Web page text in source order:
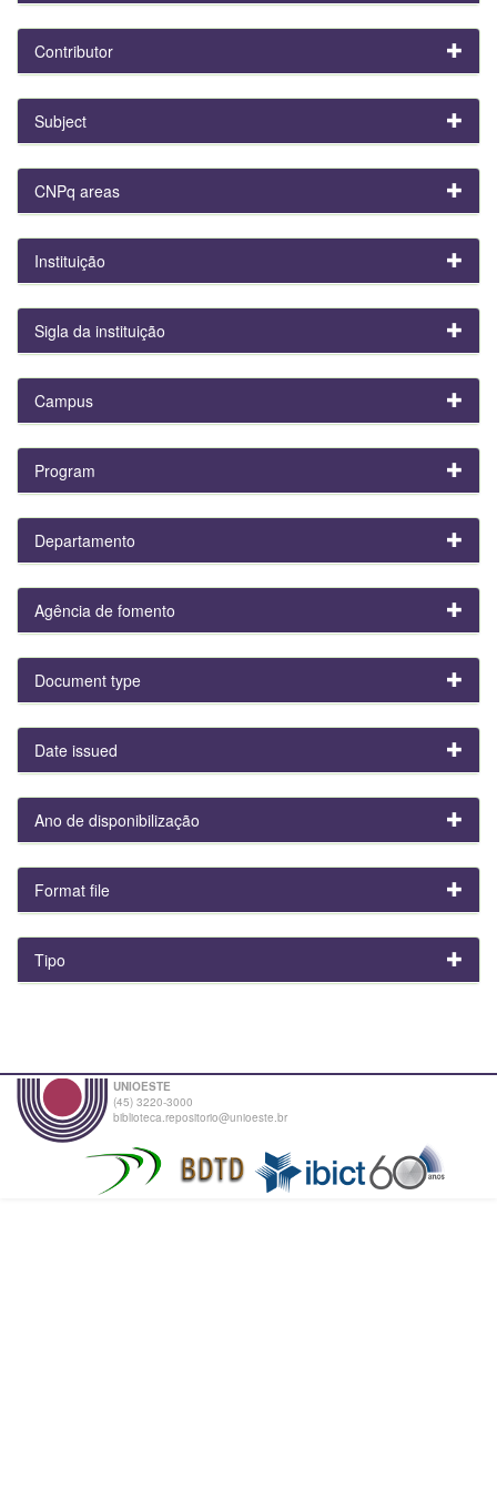
Contributor
Subject
CNPq areas
Instituição
Sigla da instituição
Campus
Program
Departamento
Agência de fomento
Document type
Date issued
Ano de disponibilização
Format file
Tipo
UNIOESTE
(45) 3220-3000
biblioteca.repositorio@unioeste.br